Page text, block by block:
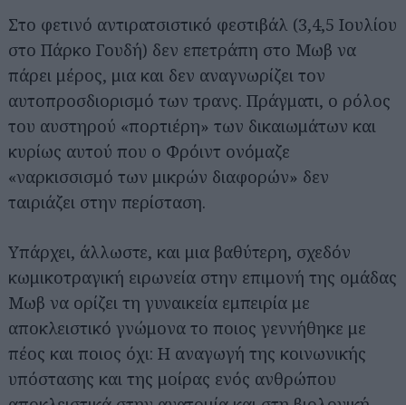
Στο φετινό αντιρατσιστικό φεστιβάλ (3,4,5 Ιουλίου
στο Πάρκο Γουδή) δεν επετράπη στο Μωβ να
πάρει μέρος, μια και δεν αναγνωρίζει τον
αυτοπροσδιορισμό των τρανς. Πράγματι, ο ρόλος
του αυστηρού «πορτιέρη» των δικαιωμάτων και
κυρίως αυτού που ο Φρόιντ ονόμαζε
«ναρκισσισμό των μικρών διαφορών» δεν
ταιριάζει στην περίσταση.
Υπάρχει, άλλωστε, και μια βαθύτερη, σχεδόν
κωμικοτραγική ειρωνεία στην επιμονή της ομάδας
Μωβ να ορίζει τη γυναικεία εμπειρία με
αποκλειστικό γνώμονα το ποιος γεννήθηκε με
πέος και ποιος όχι: Η αναγωγή της κοινωνικής
υπόστασης και της μοίρας ενός ανθρώπου